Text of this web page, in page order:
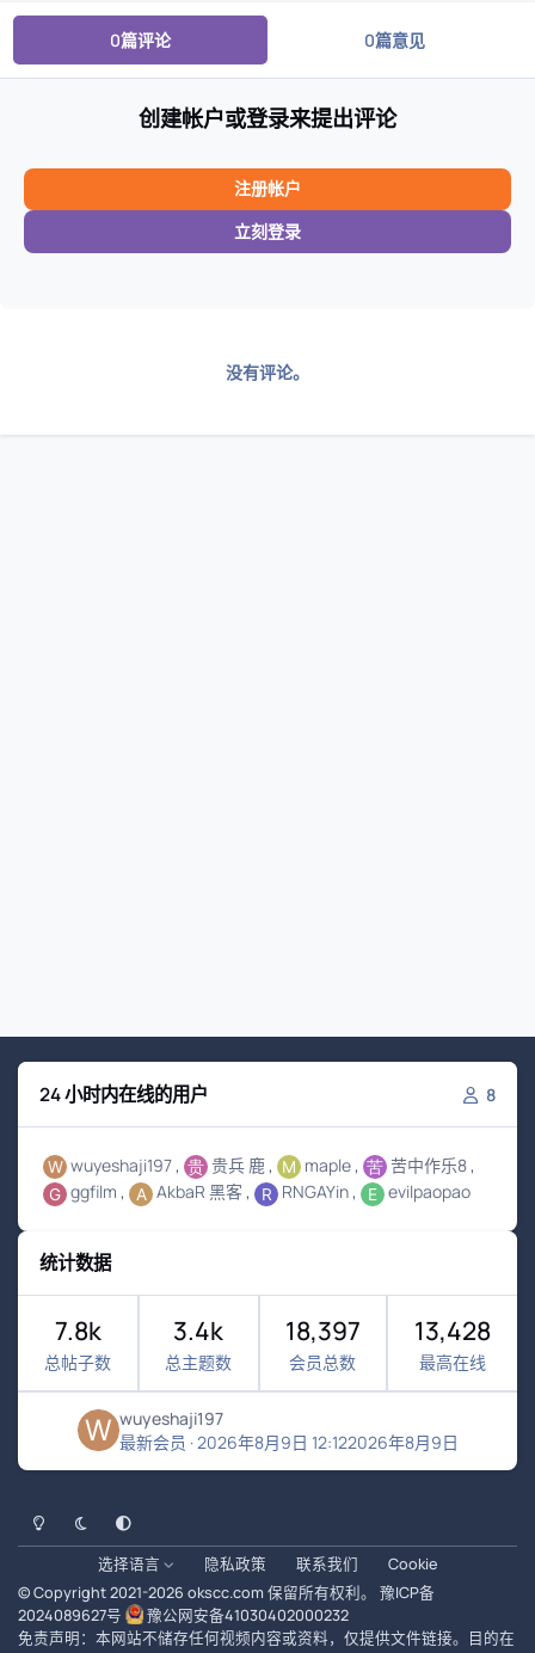
0篇评论 0篇意见
创建帐户或登录来提出评论
注册帐户
立刻登录
没有评论。
24 小时内在线的用户 8
wuyeshaji197 贵兵 鹿 maple
苦中作乐8
ggfilm
AkbaR 黑客 RNGAYin evilpaopao
统计数据
7.8k
总帖子数
3.4k
总主题数
18,397
会员总数
13,428
最高在线
wuyeshaji197
最新会员 ·2026年8月9日 12:122026年8月9日
浅色模式黑暗模式系统偏好
选择语言 隐私政策 联系我们
Cookie
© Copyright 2021-2026 okscc.com 保留所有权利。 豫ICP备
2024089627号
豫公网安备41030402000232
免责声明：本网站不储存任何视频内容或资料，仅提供文件链接。目的在